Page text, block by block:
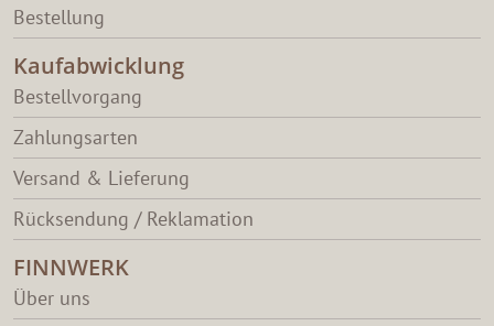
Bestellung
Kaufabwicklung
Bestellvorgang
Zahlungsarten
Versand & Lieferung
Rücksendung / Reklamation
FINNWERK
Über uns